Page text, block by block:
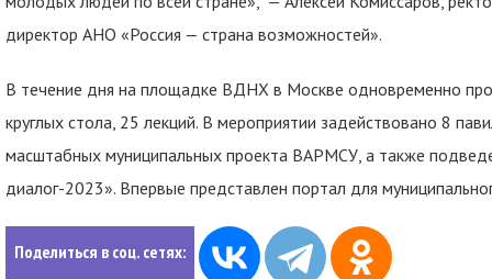
директор АНО «Россия — страна возможностей».
В течение дня на площадке ВДНХ в Москве одновременно
круглых стола, 25 лекций. В мероприятии задействовано 8
масштабных муниципальных проекта ВАРМСУ, а также
диалог-2023». Впервые представлен портал для
Поделиться в соц. сетях: